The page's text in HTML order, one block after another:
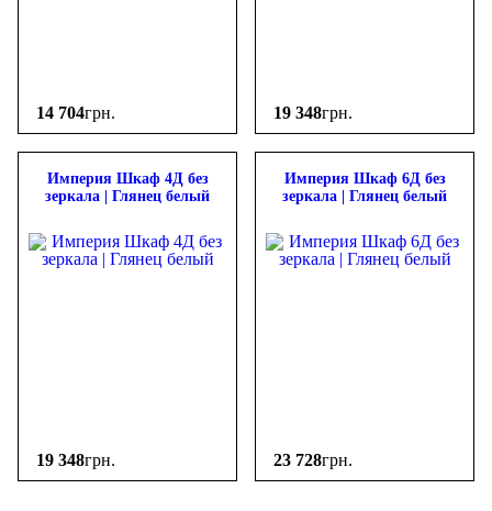
14 704грн. 19 348грн.
Империя Шкаф 4Д без
зеркала | Глянец белый
19 348грн.
Империя Шкаф 6Д без
зеркала | Глянец белый
23 728грн.